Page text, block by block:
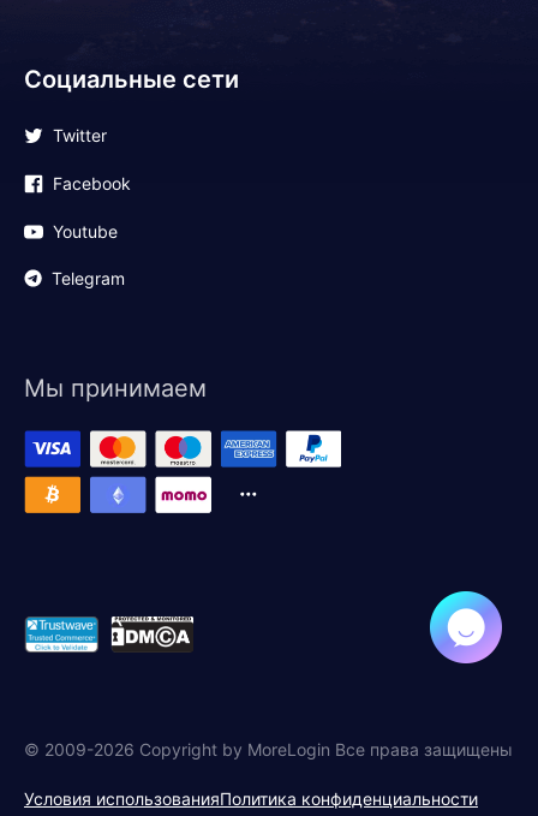
Социальные сети
Twitter
Facebook
Youtube
Telegram
Мы принимаем
© 2009-2026 Copyright by MoreLogin Все права защищены
Условия использованияПолитика конфиденциальности